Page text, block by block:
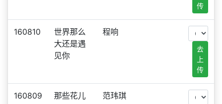
传
160810
世界那么
大还是遇
见你
程响
去
上
传
160809 那些花儿 范玮琪